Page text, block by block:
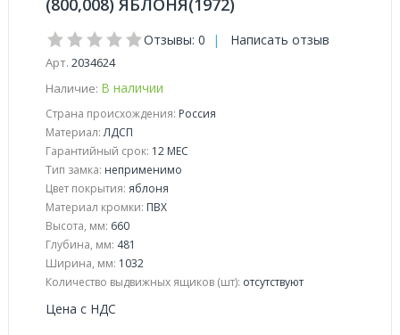
(800,008) ЯБЛОНЯ(1972)
Отзывы: 0 | Написать отзыв
Арт. 2034624
Наличие: В наличии
Страна происхождения: Россия
Материал:ЛДСП
Гарантийный срок: 12 МЕС
Тип замка: неприменимо
Цвет покрытия: яблоня
Материал кромки: ПВХ
Высота, мм: 660
Глубина, мм: 481
Ширина, мм: 1032
Количество выдвижных ящиков (шт): отсутствуют
Цена с НДС